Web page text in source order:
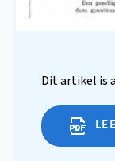
Dit artikel is